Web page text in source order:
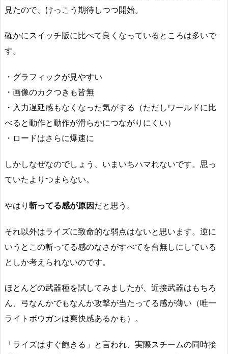
見たので、けっこう期待しつつ開始。
確かにスイッチ版に比べて良くなっているところは多いで
す。
・グラフィックが見やすい
・画像のカクつきも皆無
・入力遅延感もなくなった気がする（ただしワールドに比
べると動作と動作が滑らかにつながりにくい）
・ロードはさらに爆速に
しかしなぜなのでしょう、いまいちハマれないです。思っ
ていたよりつまらない。
やはり 斬ってる感が原因だと思う。
それ以外はライズに致命的な弱点はないと思います。逆に
いうとこの斬ってる感のなさがすべてを台無しにしている
としか考えられないのです。
ほとんどの武器種を試してみましたが、近接武器はもちろ
ん、弓なんかでもなんか攻撃が当たってる感が薄い（唯一
ライトボウガンは爽快感あるかも）。
「ライズはすぐ飽きる」と言われ、実際スチームの同時接